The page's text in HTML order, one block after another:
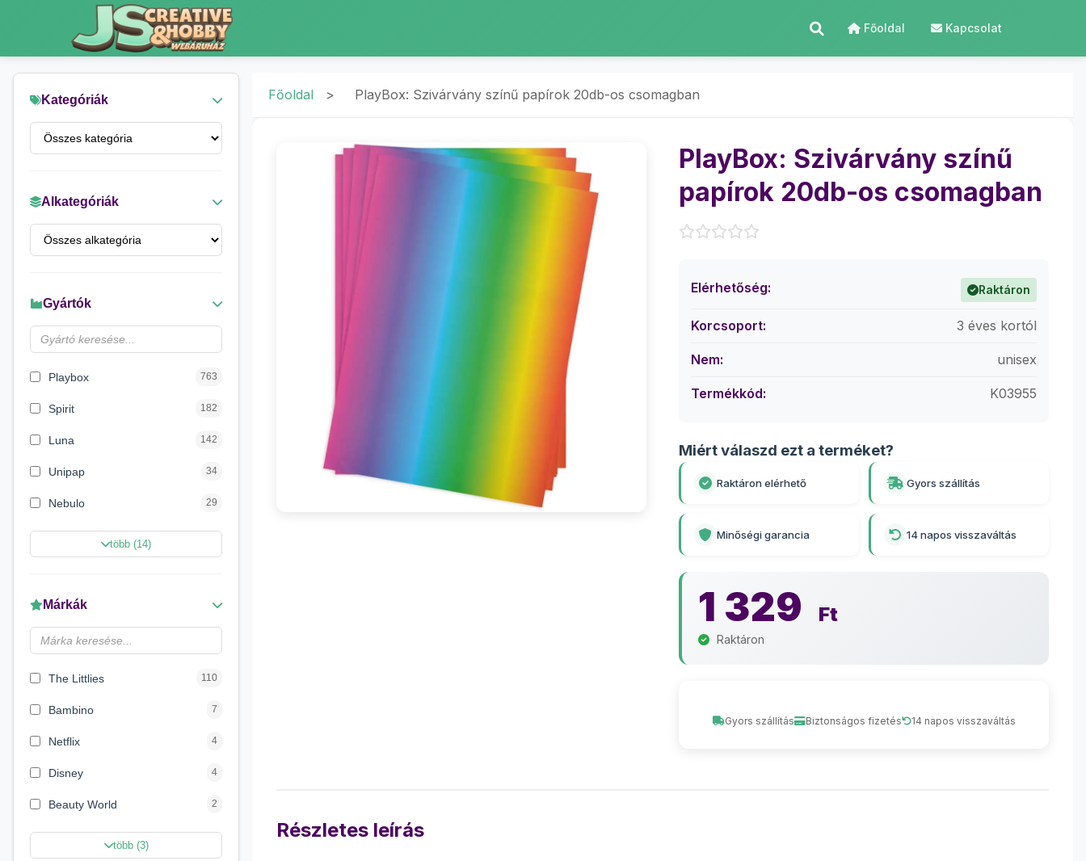
Főoldal Kapcsolat
Kategóriák
Alkategóriák
Gyártók
Playbox 763
Spirit 182
Luna 142
Unipap 34
Nebulo 29
Magic Toys 26
LENA
Make it Real 5
több (14)
Márkák
The Littlies 110
Bambino 7
Netflix 4
Disney 4
Beauty World 2
Creative Line 2
több (3)
Főoldal > PlayBox: Szivárvány színű papírok 20db-os csomagban
PlayBox: Szivárvány színű
papírok 20db-os csomagban
Elérhetőség: Raktáron
Korcsoport: 3 éves kortól
Nem: unisex
Termékkód: K03955
Miért válaszd ezt a terméket?
Raktáron elérhető Gyors szállítás
Minőségi garancia 14 napos visszaváltás
1 329 Ft
Raktáron
Gyors szállítás Biztonságos fizetés 14 napos visszaváltás
Részletes leírás